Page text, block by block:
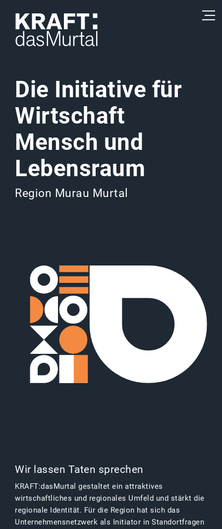
Die Initiative für
Wirtschaft
Mensch und
Lebensraum
Region Murau Murtal
Wir lassen Taten sprechen
KRAFT:dasMurtal gestaltet ein attraktives
wirtschaftliches und regionales Umfeld und stärkt die
regionale Identität. Für die Region hat sich das
Unternehmensnetzwerk als Initiator in Standortfragen